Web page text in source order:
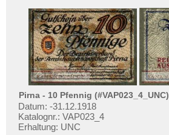
Pöttmes
Preetz
Pretzsch
Prien
Pries-Friedrichsort
Priesdorf
Pritzwalk
Testbanknoten
Banknotenbriefe
Kataloge
Aufbewahrung
Gutscheine
Ihre Bewertungen
Kontakt
Pirna - 10 Pfennig (#VAP023_4_UNC)
Datum: -31.12.1918
Katalognr.: VAP023_4
Erhaltung: UNC